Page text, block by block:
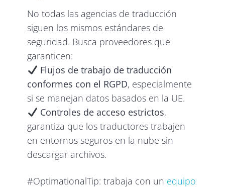
No todas las agencias de traducción
siguen los mismos estándares de
seguridad. Busca proveedores que
garanticen:
Flujos de trabajo de traducción
conformes con el RGPD, especialmente
si se manejan datos basados en la UE.
Controles de acceso estrictos,
garantiza que los traductores trabajen
en entornos seguros en la nube sin
descargar archivos.
#OptimationalTip: trabaja con un equipo